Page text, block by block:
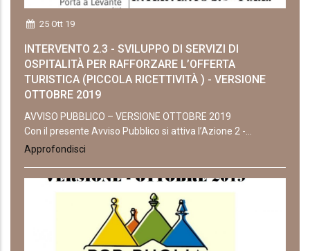
25 Ott 19
INTERVENTO 2.3 - SVILUPPO DI SERVIZI DI
OSPITALITÀ PER RAFFORZARE L’OFFERTA
TURISTICA (PICCOLA RICETTIVITÀ ) - VERSIONE
OTTOBRE 2019
AVVISO PUBBLICO – VERSIONE OTTOBRE 2019
Con il presente Avviso Pubblico si attiva l’Azione 2 -...
Approfondisci